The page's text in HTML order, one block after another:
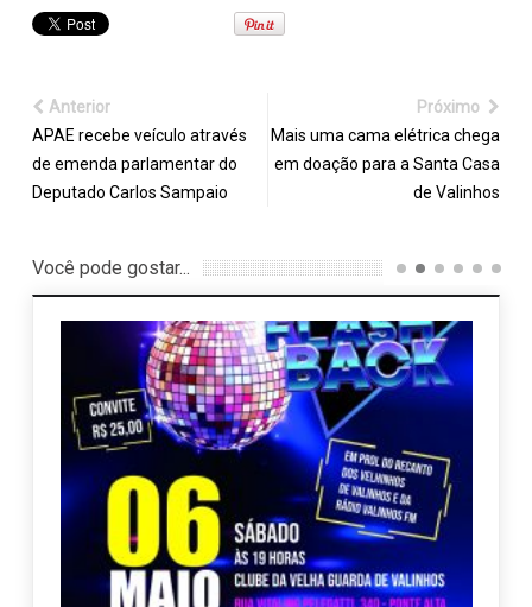
Anterior
APAE recebe veículo através
de emenda parlamentar do
Deputado Carlos Sampaio
Próximo
Mais uma cama elétrica chega
em doação para a Santa Casa
de Valinhos
Você pode gostar...